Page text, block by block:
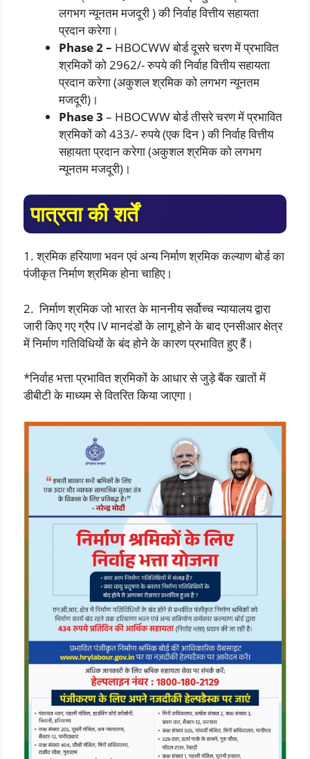
लगभग न्यूनतम मजदूरी ) की निर्वाह वित्तीय सहायता
प्रदान करेगा।
Phase 2 – HBOCWW बोर्ड दूसरे चरण में प्रभावित
श्रमिकों को 2962/- रुपये की निर्वाह वित्तीय सहायता
प्रदान करेगा (अकुशल श्रमिक को लगभग न्यूनतम
मजदूरी)।
Phase 3 – HBOCWW बोर्ड तीसरे चरण में प्रभावित
श्रमिकों को 433/- रुपये (एक दिन ) की निर्वाह वित्तीय
सहायता प्रदान करेगा (अकुशल श्रमिक को लगभग
न्यूनतम मजदूरी)।
पात्रता की शर्तें
1. श्रमिक हरियाणा भवन एवं अन्य निर्माण श्रमिक कल्याण बोर्ड का
पंजीकृत निर्माण श्रमिक होना चाहिए।
2. निर्माण श्रमिक जो भारत के माननीय सर्वोच्च न्यायालय द्वारा
जारी किए गए ग्रैप IV मानदंडों के लागू होने के बाद एनसीआर क्षेत्र
में निर्माण गतिविधियों के बंद होने के कारण प्रभावित हुए हैं।
*निर्वाह भत्ता प्रभावित श्रमिकों के आधार से जुड़े बैंक खातों में
डीबीटी के माध्यम से वितरित किया जाएगा।